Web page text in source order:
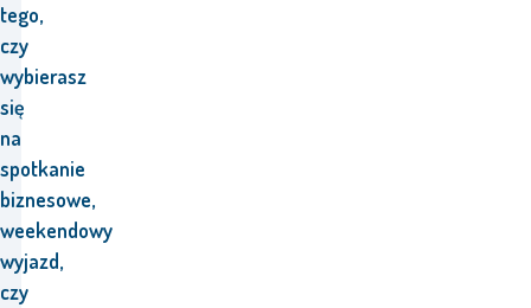
tego,
czy
wybierasz
się
na
spotkanie
biznesowe,
weekendowy
wyjazd,
czy